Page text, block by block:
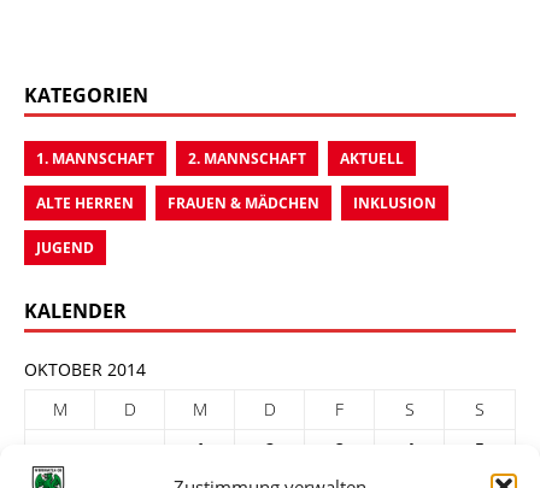
KATEGORIEN
1. MANNSCHAFT 2. MANNSCHAFT AKTUELL
ALTE HERREN FRAUEN & MÄDCHEN INKLUSION
JUGEND
KALENDER
OKTOBER 2014
M
D M D F S
S
1
2 3 4
5